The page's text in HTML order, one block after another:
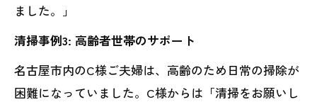
ました。」
清掃事例3: 高齢者世帯のサポート
名古屋市内のC様ご夫婦は、高齢のため日常の掃除が
困難になっていました。C様からは「清掃をお願いし